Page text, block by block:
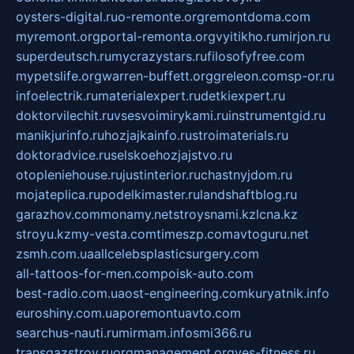
oysters-digital.ruo-remonte.orgremontdoma.com
myremont.orgportal-remonta.orgvyitikho.rumirjon.ru
superdeutsch.rumycrazystars.rufilosofyfree.com
mypetslife.orgwarren-buffett.orggreleon.comsp-or.ru
infoelectrik.rumaterialexpert.rudetkiexpert.ru
doktorvilechit.ruvsesvoimirykami.ruinstrumentgid.ru
manikjurinfo.ruhozjajkainfo.rustroimaterials.ru
doktoradvice.ruselskoehozjajstvo.ru
otopleniehouse.rujustinterior.ruchastnyjdom.ru
mojateplica.rupodelkimaster.rulandshaftblog.ru
garazhov.commonamy.netstroysnami.kzlcna.kz
stroyu.kzmy-vesta.comtimeszp.comavtoguru.net
zsmh.com.uaallcelebsplasticsurgery.com
all-tattoos-for-men.compoisk-auto.com
best-radio.com.uaost-engineering.comkuryatnik.info
euroshiny.com.uaporemontuavto.com
searchus-nauti.rumirmam.infosmi366.ru